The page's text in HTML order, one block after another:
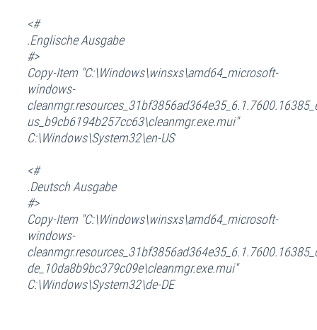
<#
.Englische Ausgabe
#>
Copy-Item "C:\Windows\winsxs\amd64_microsoft-
windows-
us_b9cb6194b257cc63\cleanmgr.exe.mui"
C:\Windows\System32\en-US
<#
.Deutsch Ausgabe
#>
Copy-Item "C:\Windows\winsxs\amd64_microsoft-
windows-
de_10da8b9bc379c09e\cleanmgr.exe.mui"
C:\Windows\System32\de-DE